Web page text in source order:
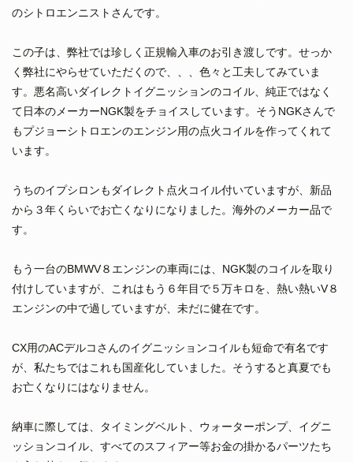
のシトロエンニストさんです。
この子は、弊社では珍しく正規輸入車のお引き渡しです。せっか
く弊社にやらせていただくので、、、色々と工夫してみていま
す。悪名高いダイレクトイグニッションのコイル、純正ではなく
て日本のメーカーNGK製をチョイスしています。そうNGKさんで
もプジョーシトロエンのエンジン用の点火コイルを作ってくれて
います。
うちのイプシロンもダイレクト点火コイル付いていますが、新品
から３年くらいでお亡くなりになりました。海外のメーカー品で
す。
もう一台のBMWV８エンジンの車両には、NGK製のコイルを取り
付けしていますが、これはもう６年目で５万キロを、熱い熱いV８
エンジンの中で過していますが、未だに健在です。
CX用のACデルコさんのイグニッションコイルも短命で有名です
が、私たちではこれも国産化していました。そうすると真夏でも
お亡くなりにはなりません。
納車に際しては、タイミングベルト、ウォーターポンプ、イグニ
ッションコイル、すべてのスフィアー等お金の掛かるパーツたち